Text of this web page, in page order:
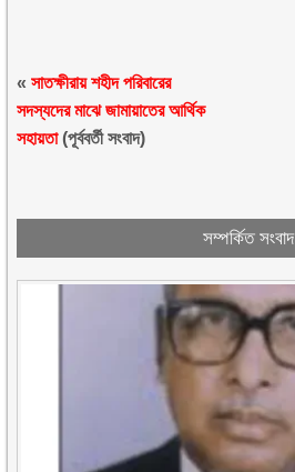
«সাতক্ষীরায় শহীদ পরিবারের
সদস্যদের মাঝে জামায়াতের আর্থিক
সহায়তা(পূর্ববর্তী সংবাদ)
সম্পর্কিত সংবাদ